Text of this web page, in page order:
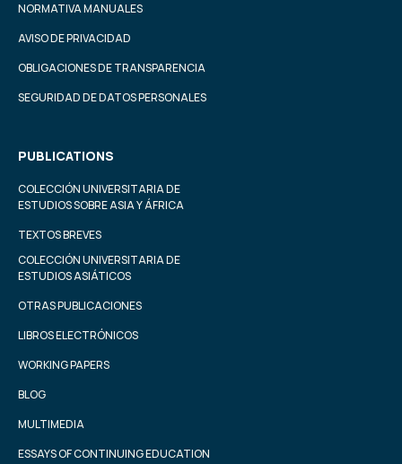
NORMATIVA MANUALES
AVISO DE PRIVACIDAD
OBLIGACIONES DE TRANSPARENCIA
SEGURIDAD DE DATOS PERSONALES
PUBLICATIONS
COLECCIÓN UNIVERSITARIA DE
ESTUDIOS SOBRE ASIA Y ÁFRICA
TEXTOS BREVES
COLECCIÓN UNIVERSITARIA DE
ESTUDIOS ASIÁTICOS
OTRAS PUBLICACIONES
LIBROS ELECTRÓNICOS
WORKING PAPERS
BLOG
MULTIMEDIA
ESSAYS OF CONTINUING EDUCATION